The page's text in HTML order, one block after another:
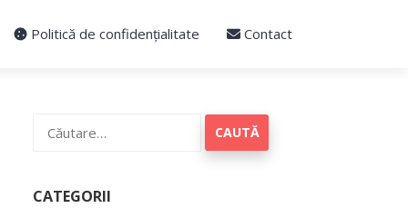
Politică de confidențialitate Contact
după:
CATEGORII